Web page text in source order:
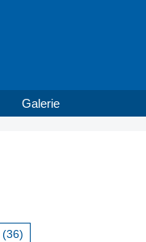
Galerie
(36)